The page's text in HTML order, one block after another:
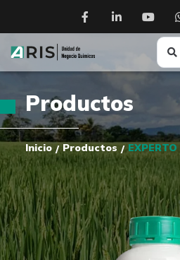
Productos
Inicio / Productos /